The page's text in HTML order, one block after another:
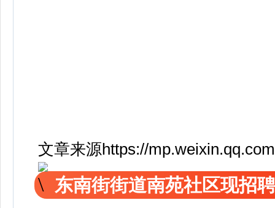
文章来源https://
东南街街道南苑社区现招